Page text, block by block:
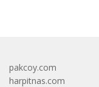
pakcoy.com
harpitnas.com